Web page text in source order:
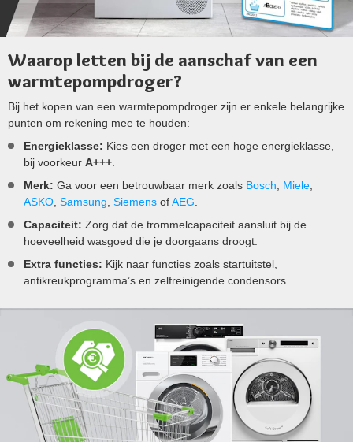
Waarop letten bij de aanschaf van een
warmtepompdroger?
Bij het kopen van een warmtepompdroger zijn er enkele belangrijke
punten om rekening mee te houden:
Energieklasse: Kies een droger met een hoge energieklasse,
bij voorkeur A+++
Merk: Ga voor een betrouwbaar merk zoals Bosch Miele
ASKO Samsung Siemens ofAEG
Capaciteit: Zorg dat de trommelcapaciteit aansluit bij de
hoeveelheid wasgoed die je doorgaans droogt.
Extra functies: Kijk naar functies zoals startuitstel,
antikreukprogramma’s en zelfreinigende condensors​.